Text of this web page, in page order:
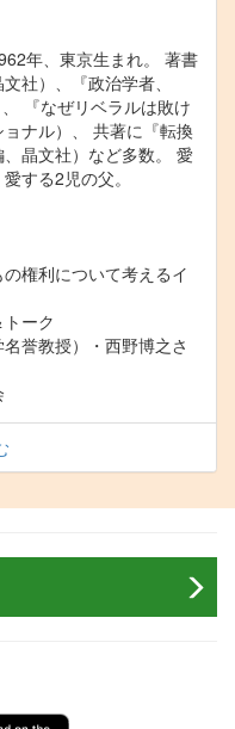
年、東京生まれ。 著書
社）、『政治学者、
『なぜリベラルは敗け
ナル）、 共著に『転換
晶文社）など多数。 愛
する2児の父。
権利について考えるイ
ーク
誉教授）・西野博之さ